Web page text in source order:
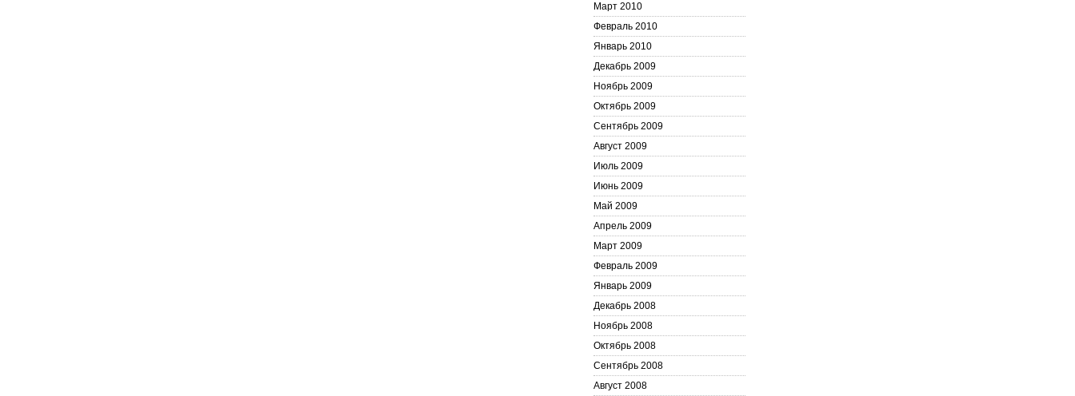
Март 2010
Февраль 2010
Январь 2010
Декабрь 2009
Ноябрь 2009
Октябрь 2009
Сентябрь 2009
Август 2009
Июль 2009
Июнь 2009
Май 2009
Апрель 2009
Март 2009
Февраль 2009
Январь 2009
Декабрь 2008
Ноябрь 2008
Октябрь 2008
Сентябрь 2008
Август 2008